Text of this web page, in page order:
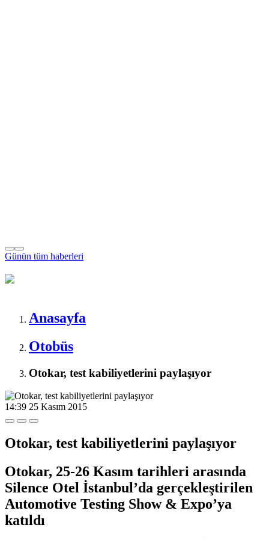
Günün tüm haberleri
Anasayfa
Otobüs
Otokar, test kabiliyetlerini paylaşıyor
14:39 25 Kasım 2015
Otokar, test kabiliyetlerini paylaşıyor
Otokar, 25-26 Kasım tarihleri arasında
Silence Otel İstanbul’da gerçekleştirilen
Automotive Testing Show & Expo’ya
katıldı